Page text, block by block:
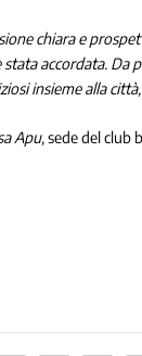
chiara e
accordata. Da
insieme alla
Apu, sede del club